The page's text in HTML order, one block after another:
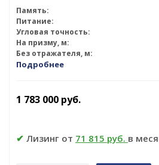
Память:
Питание:
Угловая точность:
На призму, м:
Без отражателя, м:
Подробнее
1 783 000 руб.
✔ Лизинг от 71 815 руб. в